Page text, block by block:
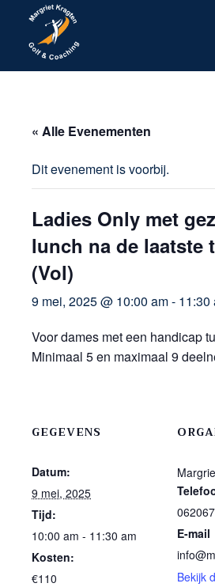
« Alle Evenementen
Dit evenement is voorbij.
Ladies Only met
lunch na de laatste
(Vol)
9 mei, 2025 @ 10:00 am- 11:30
Voor dames met een handicap
Minimaal 5 en maximaal 9
GEGEVENS
Datum:
9 mei, 2025
Tijd:
10:00 am - 11:30 am
Kosten:
€110
E-mail
Bekijk